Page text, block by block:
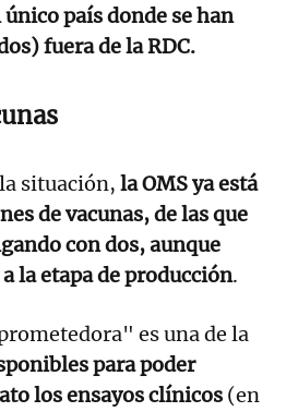
único país donde se han
fuera de la RDC.
situación, la OMS ya está
de vacunas, de las que
con dos, aunque
la etapa de producción.
es una de la
para poder
los ensayos clínicos (en